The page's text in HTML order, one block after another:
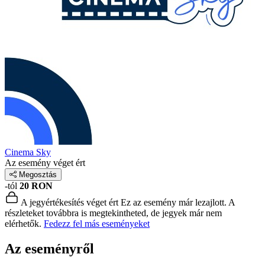
Cinema Sky
Az esemény véget ért
Megosztás
-tól 20 RON
A jegyértékesítés véget ért Ez az esemény már lezajlott. A
részleteket továbbra is megtekintheted, de jegyek már nem
elérhetők. Fedezz fel más eseményeket
Az eseményről